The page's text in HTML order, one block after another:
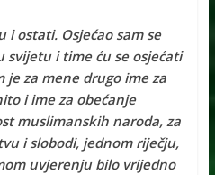
i ostati. Osjećao sam se
svijetu i time ću se osjećati
je za mene drugo ime za
i ime za obećanje
muslimanskih naroda, za
i slobodi, jednom riječju,
uvjerenju bilo vrijedno